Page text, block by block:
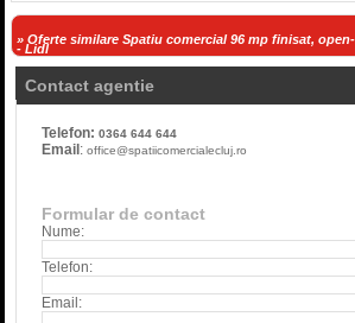
» Oferte similare Spatiu comercial 96 mp finisat,
- Lidl
Contact agentie
Telefon:0364 644 644
Email :office@spatiicomercialecluj.ro
Formular de contact
Nume:
Telefon:
Email: